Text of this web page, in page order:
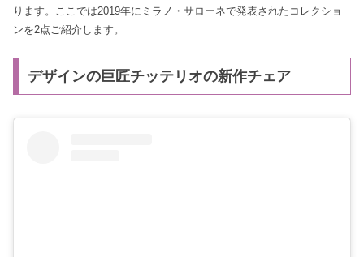
ります。ここでは2019年にミラノ・サローネで発表されたコレクショ
ンを2点ご紹介します。
デザインの巨匠チッテリオの新作チェア